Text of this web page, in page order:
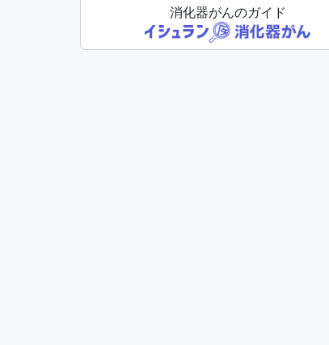
消化器がんのガイド